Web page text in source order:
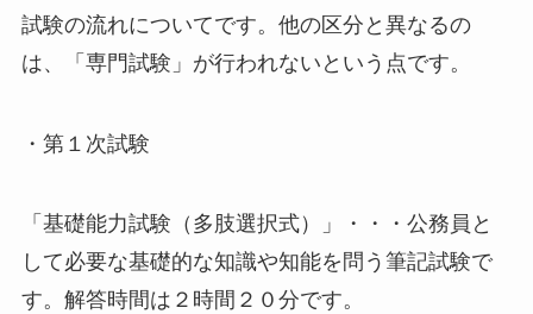
試験の流れについてです。他の区分と異なるの
は、「専門試験」が行われないという点です。
・第１次試験
「基礎能力試験（多肢選択式）」・・・公務員と
して必要な基礎的な知識や知能を問う筆記試験で
す。解答時間は２時間２０分です。